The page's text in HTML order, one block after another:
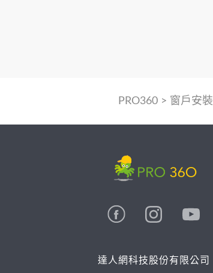
PRO360> 窗戶安裝
達人網科技股份有限公司